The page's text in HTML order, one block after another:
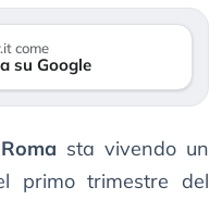
come
su Google
sta vivendo un
primo trimestre del